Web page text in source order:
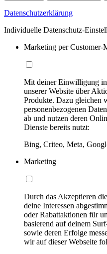
Datenschutzerklärung
Individuelle Datenschutz-
Marketing per Customer-
Mit deiner Einwilligung
unserer Website über
Produkte. Dazu gleichen
personenbezogenen
ab und nutzen deren
Dienste bereits nutzt:
Bing, Criteo, Meta,
Marketing
Durch das Akzeptieren
deine Interessen
oder Rabattaktionen für
basierend auf deinem
sowie deren Erfolge
wir auf dieser Webseite